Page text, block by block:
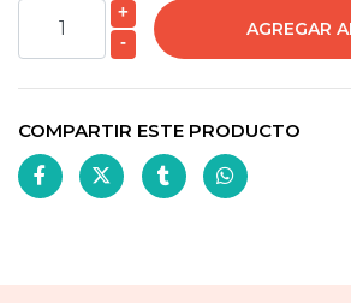
+
-
COMPARTIR ESTE PRODUCTO